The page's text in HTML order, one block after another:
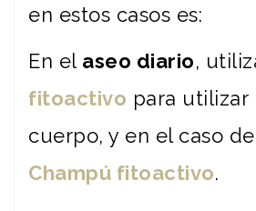
en estos casos es:
En el aseo diario,
fitoactivo para
cuerpo, y en el caso
Champú fitoactivo.